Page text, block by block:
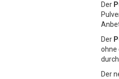
Der
Der
ohne
Der